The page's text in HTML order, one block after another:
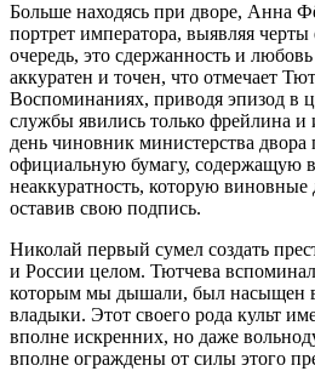
Больше находясь при дворе, Анна
портрет императора, выявляя
очередь, это сдержанность и
аккуратен и точен, что отмечает
Воспоминаниях, приводя эпизод в
службы явились только фрейлина и
день чиновник министерства
официальную бумагу, содержащую
неаккуратность, которую
оставив свою подпись.
Николай первый сумел создать
и России целом. Тютчева
которым мы дышали, был насыщен
владыки. Этот своего рода культ
вполне искренних, но даже
вполне ограждены от силы этого